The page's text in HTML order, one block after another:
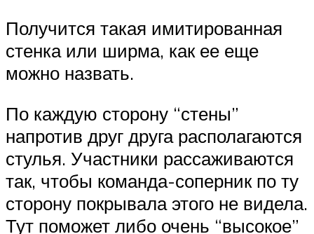
Получится такая имитированная
стенка или ширма, как ее еще
можно назвать.
По каждую сторону “стены”
напротив друг друга располагаются
стулья. Участники рассаживаются
так, чтобы команда-соперник по ту
сторону покрывала этого не видела.
Тут поможет либо очень “высокое”